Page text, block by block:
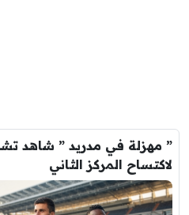
” مهزلة في مدريد ” شاهد
لاكتساح المركز الثاني